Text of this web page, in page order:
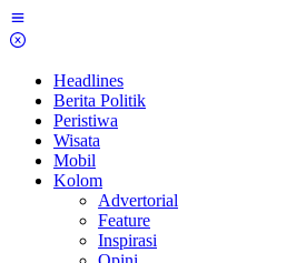
Skip
to
Headlines
Berita Politik
Peristiwa
Wisata
Mobil
Kolom
Advertorial
Feature
Inspirasi